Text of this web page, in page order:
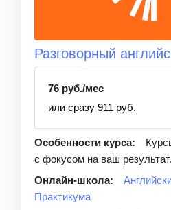
Разговорный
76 руб./мес
или сразу 911 руб.
Особенности курса:
с фокусом на ваш результат.
Онлайн-школа:
Практикума